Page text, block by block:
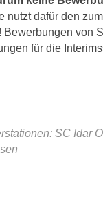
nutzt dafür den
Bewerbungen von
für die
SC Idar